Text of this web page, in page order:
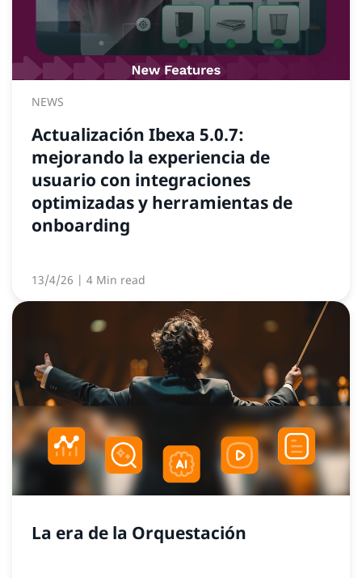
NEWS
Actualización Ibexa 5.0.7:
mejorando la experiencia de
usuario con integraciones
optimizadas y herramientas de
onboarding
13/4/26 | 4 Min read
La era de la Orquestación